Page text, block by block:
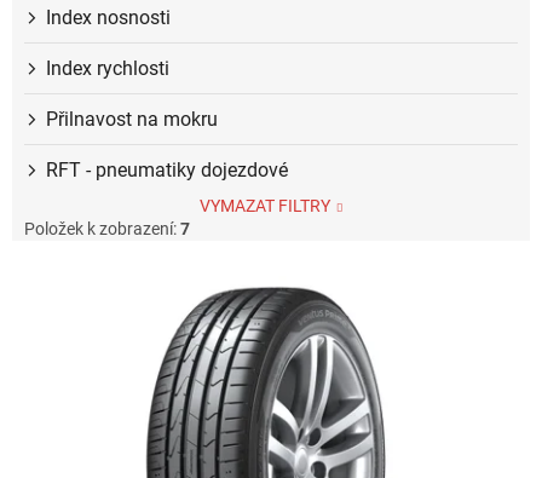
Index nosnosti
Index rychlosti
Přilnavost na mokru
RFT - pneumatiky dojezdové
VYMAZAT FILTRY
Položek k zobrazení:7